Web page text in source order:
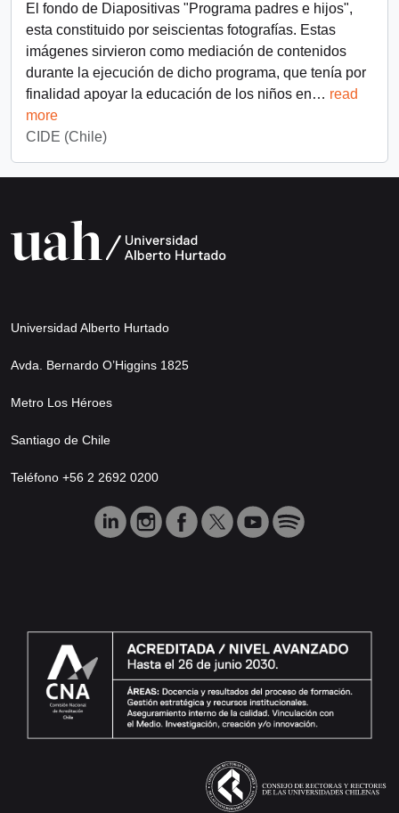
El fondo de Diapositivas "Programa padres e hijos",
esta constituido por seiscientas fotografías. Estas
imágenes sirvieron como mediación de contenidos
durante la ejecución de dicho programa, que tenía por
finalidad apoyar la educación de los niños en… read
more
CIDE (Chile)
Universidad Alberto Hurtado
Avda. Bernardo O’Higgins 1825
Metro Los Héroes
Santiago de Chile
Teléfono +56 2 2692 0200